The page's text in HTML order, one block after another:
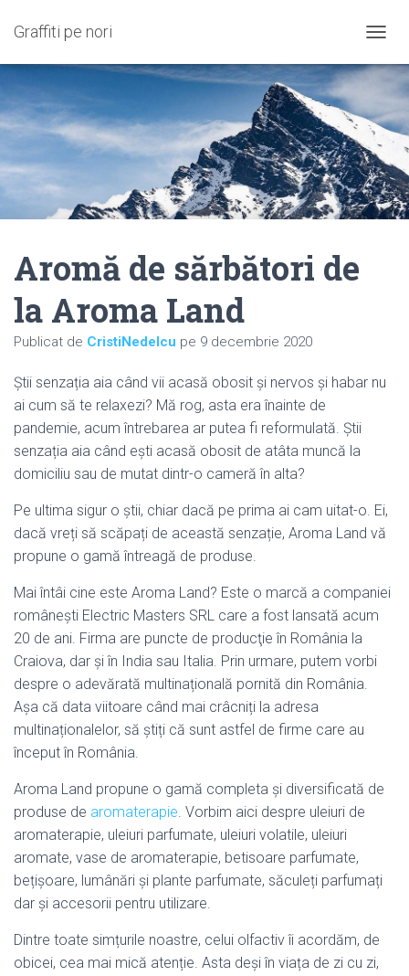
Graffiti pe nori
O
T
N
A
V
I
G
Aromă de sărbători de
la Aroma Land
Publicat de CristiNedelcu pe 9 decembrie 2020
Știi senzația aia când vii acasă obosit și nervos și habar nu
ai cum să te relaxezi? Mă rog, asta era înainte de
pandemie, acum întrebarea ar putea fi reformulată. Știi
senzația aia când ești acasă obosit de atâta muncă la
domiciliu sau de mutat dintr-o cameră în alta?
Pe ultima sigur o știi, chiar dacă pe prima ai cam uitat-o. Ei,
dacă vreți să scăpați de această senzație, Aroma Land vă
propune o gamă întreagă de produse.
Mai întâi cine este Aroma Land? Este o marcă a companiei
româneşti Electric Masters SRL care a fost lansată acum
20 de ani. Firma are puncte de producţie în România la
Craiova, dar şi în India sau Italia. Prin urmare, putem vorbi
despre o adevărată multinațională pornită din România.
Așa că data viitoare când mai crâcniți la adresa
multinaționalelor, să știți că sunt astfel de firme care au
început în România.
Aroma Land propune o gamă completa și diversificată de
produse de aromaterapie. Vorbim aici despre uleiuri de
aromaterapie, uleiuri parfumate, uleiuri volatile, uleiuri
aromate, vase de aromaterapie, betisoare parfumate,
bețișoare, lumânări și plante parfumate, săculeți parfumați
dar și accesorii pentru utilizare.
Dintre toate simțurile noastre, celui olfactiv îi acordăm, de
obicei, cea mai mică atenție. Asta deși în viața de zi cu zi,